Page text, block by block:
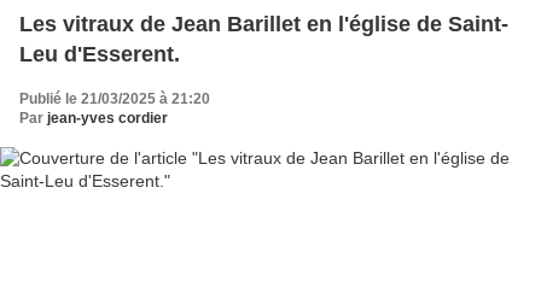
Les vitraux de Jean Barillet en l'église de Saint-
Leu d'Esserent.
Publié le 21/03/2025 à 21:20
Par jean-yves cordier